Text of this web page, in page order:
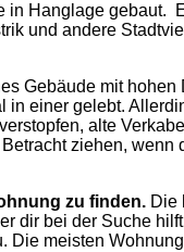
in Hanglage gebaut.
und andere
Gebäude mit hohen
in einer gelebt.
alte
ziehen, wenn
zu finden. Die
dir bei der Suche
Die meisten